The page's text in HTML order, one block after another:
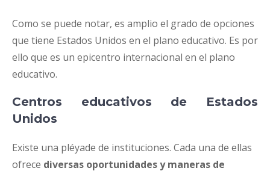
Como se puede notar, es amplio el grado de opciones
que tiene Estados Unidos en el plano educativo. Es por
ello que es un epicentro internacional en el plano
educativo.
Centros educativos de Estados
Unidos
Existe una pléyade de instituciones. Cada una de ellas
ofrece diversas oportunidades y maneras de